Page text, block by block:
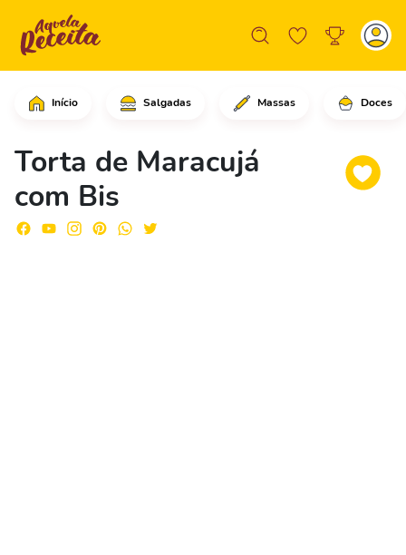
Início Salgadas Massas Doces
Torta de Maracujá
com Bis
Comece colocando no